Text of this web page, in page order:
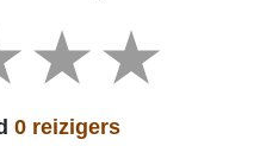
0 reizigers